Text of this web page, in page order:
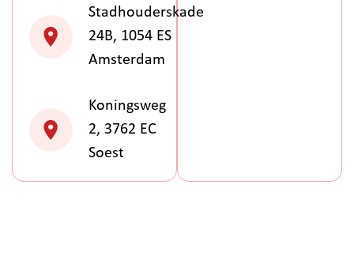
Stadhouderskade
24B, 1054 ES
Amsterdam
Koningsweg
2, 3762 EC
Soest